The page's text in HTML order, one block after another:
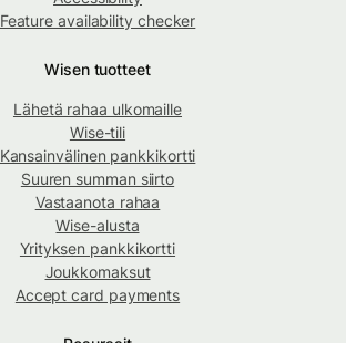
Feature availability checker
Wisen tuotteet
Lähetä rahaa ulkomaille
Wise-tili
Kansainvälinen pankkikortti
Suuren summan siirto
Vastaanota rahaa
Wise-alusta
Yrityksen pankkikortti
Joukkomaksut
Accept card payments